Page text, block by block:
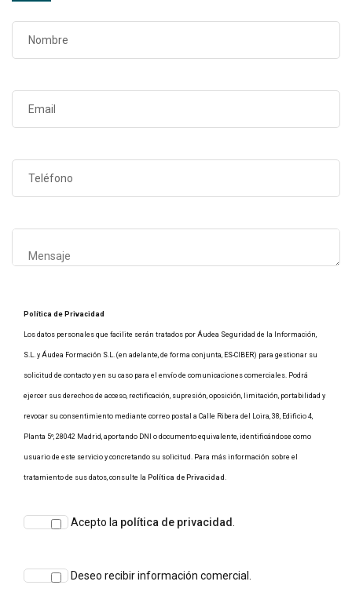
Política de Privacidad
Los datos personales que facilite serán tratados por Áudea Seguridad de la Información,
S.L. y Áudea Formación S.L. (en adelante, de forma conjunta, ES-CIBER) para gestionar su
solicitud de contacto y en su caso para el envío de comunicaciones comerciales. Podrá
ejercer sus derechos de acceso, rectificación, supresión, oposición, limitación, portabilidad y
revocar su consentimiento mediante correo postal a Calle Ribera del Loira, 38, Edificio 4,
Planta 5º, 28042 Madrid, aportando DNI o documento equivalente, identificándose como
usuario de este servicio y concretando su solicitud. Para más información sobre el
tratamiento de sus datos, consulte la Política de Privacidad .
Acepto la política de privacidad.
Deseo recibir información comercial.